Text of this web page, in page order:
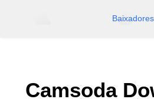
Baixadores
iFunny
Camsoda